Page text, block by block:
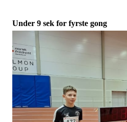
Under 9 sek for fyrste gong